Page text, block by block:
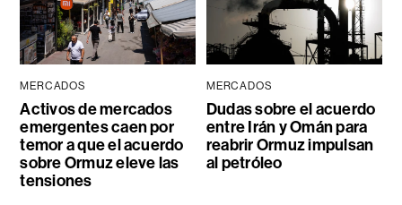
MERCADOS
Activos de mercados
emergentes caen por
temor a que el acuerdo
sobre Ormuz eleve las
tensiones
MERCADOS
Dudas sobre el acuerdo
entre Irán y Omán para
reabrir Ormuz impulsan
al petróleo